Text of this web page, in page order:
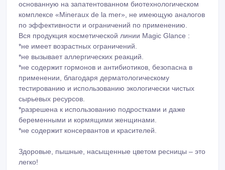
Вся продукция косметической линии Magic Glance :
*не имеет возрастных ограничений.
*не вызывает аллергических реакций.
*не содержит гормонов и антибиотиков, безопасна в
применении, благодаря дерматологическому
тестированию и использованию экологически чистых
сырьевых ресурсов.
*разрешена к использованию подростками и даже
беременными и кормящими женщинами.
*не содержит консервантов и красителей.
Здоровые, пышные, насыщенные цветом ресницы – это
легко!
выглядеть гуще, длиннее, ярче и никакой аллергии!
8-707-80-42-422, 8-7172-69-53-66, 8-705-739-1212,